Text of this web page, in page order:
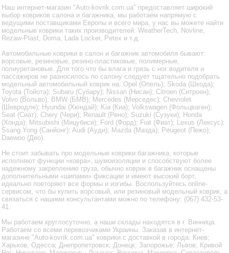
Наш интернет-магазин "Auto-kovrik.com.ua" предоставляет широкий
выбор ковриков салона и багажника, мы работаем напрямую с
ведущими поставщиками Европы и всего мира, у нас вы можете найти
модельные коврики таких производителей: WeatherTech, Novline,
Rezaw-Plast, Doma, Lada Locker, Petex и т.д.
Автомобильные коврики в салон и багажник автомобиля бывают:
ворсовые, резиновые, резино-пластиковые, полимерные,
полиуретановые. Для того что бы влага и грязь с ног водителя и
пассажиров не разносилось по салону следует тщательно подобрать
модельный автомобильный коврик на: Opel (Опель); Skoda (Шкода);
Toyota (Тойота); Subaru (Субару); Nissan (Нисан); Citroen (Ситроен);
Volvo (Вольво); BMW (БМВ); Mercedes (Мерседес); Chevrolet
(Шевродле); Hyundai (Хюндай); Kia (Киа); Volkswagen (Фольцваген);
Seat (Сиат); Chery (Чери); Renault (Рено); Suzuki (Сузуки); Honda
(Хонда); Mitsubishi (Мицубиси); Ford (Форд); Fiat (Фиат); Lexus (Лексус);
Ssang Yong (Санйонг); Audi (Ауди); Mazda (Мазда); Peugeot (Пежо);
Daewoo (Део).
Не стоит забывать про модельные коврики багажника, которые
исполняют функции «ковра», шумоизоляции и способствуют более
надежному закреплению груза, обычно коврик в багажник оснащены
дополнительными «шипами» фиксации и имеют высокий борт,
идеально повторяют все формы и изгибы. Воспользуйтесь online-
сервисом, что бы купить ворсовый, или резиновый модельный коврик, а
связаться с нашими консультантами можно по телефону: (067) 432-53-
41.
Мы работаем круглосуточно, а наши склады находятся в г. Винница.
Работаем со всеми перевозчиками Украины. Заказав в интернет-
магазине "Auto-kovrik.com.ua" коврики с доставкой в города: Киев;
Харьков; Одесса; Днепропетровск; Донецк; Запорожье; Львов; Кривой